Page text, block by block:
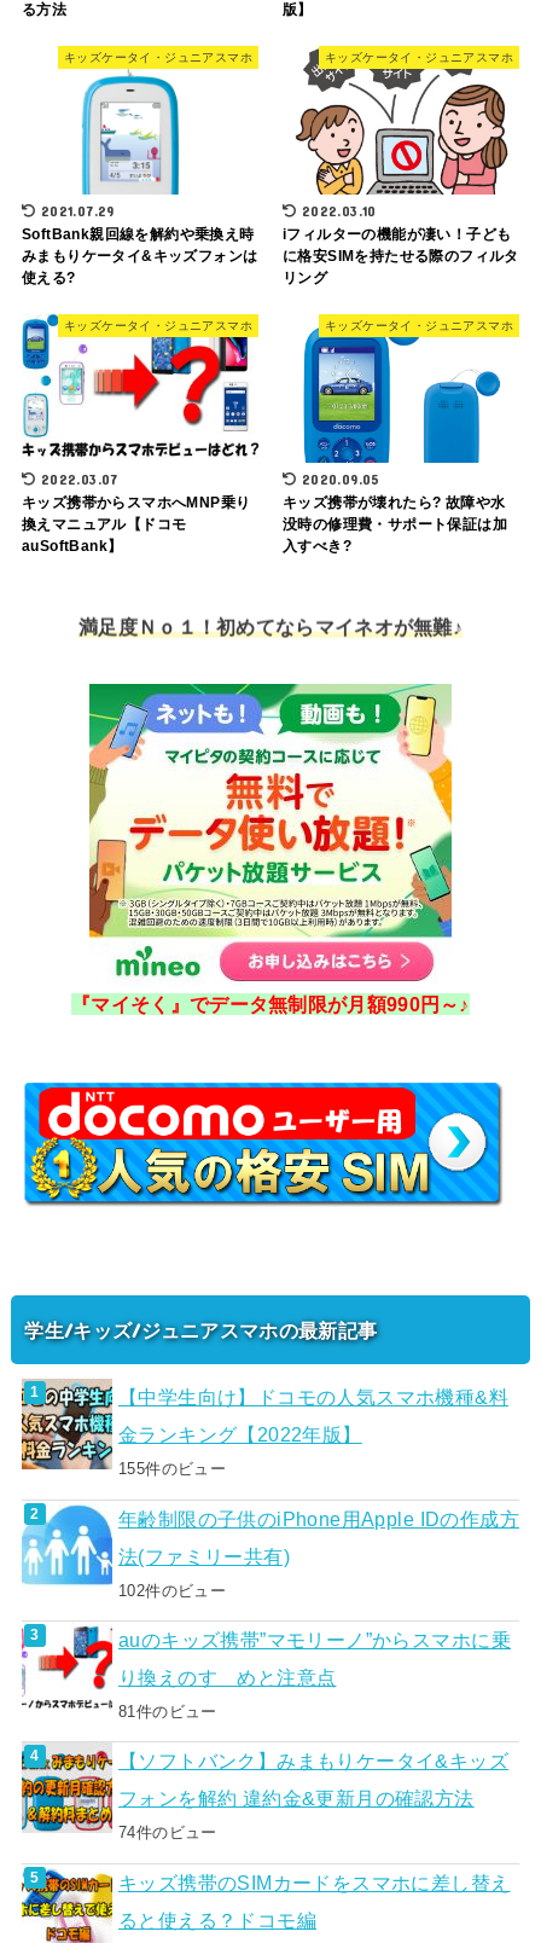
る方法 版】
キッズケータイ・ジュニアスマホ
2021.07.29
SoftBank親回線を解約や乗換え時
みまもりケータイ&キッズフォンは
使える?
キッズケータイ・ジュニアスマホ
2022.03.10
iフィルターの機能が凄い！子ども
に格安SIMを持たせる際のフィルタ
リング
キッズケータイ・ジュニアスマホ
2022.03.07
キッズ携帯からスマホへMNP乗り
換えマニュアル【ドコモ
auSoftBank】
キッズケータイ・ジュニアスマホ
2020.09.05
キッズ携帯が壊れたら? 故障や水
没時の修理費・サポート保証は加
入すべき?
満足度Ｎｏ１！初めてならマイネオが無難♪
『マイそく』でデータ無制限が月額990円～♪
学生/キッズ/ジュニアスマホの最新記事
【中学生向け】ドコモの人気スマホ機種&料
金ランキング【2022年版】
155件のビュー
年齢制限の子供のiPhone用Apple IDの作成方
法(ファミリー共有)
102件のビュー
auのキッズ携帯”マモリーノ”からスマホに乗
り換えのすゝめと注意点
81件のビュー
【ソフトバンク】みまもりケータイ&キッズ
フォンを解約 違約金&更新月の確認方法
74件のビュー
キッズ携帯のSIMカードをスマホに差し替え
ると使える？ドコモ編